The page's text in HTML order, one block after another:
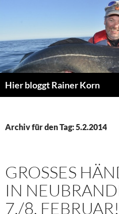
Hier bloggt Rainer Korn
Archiv für den Tag: 5.2.2014
GROSSES
N
./8. FEBRUAR!